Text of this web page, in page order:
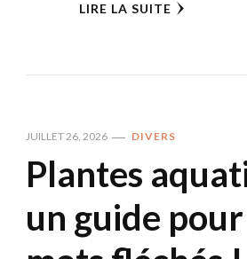
LIRE LA SUITE
JUILLET 26, 2026 DIVERS
Plantes
un guide